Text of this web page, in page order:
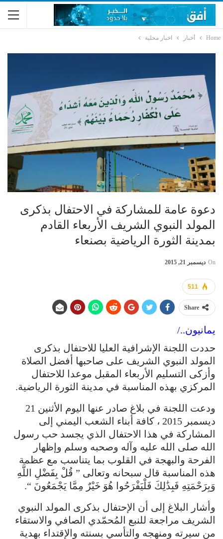
Home أخبار اخبار محلية
دعوة عامة للمشاركة في الاحتفال بذكرى
المولد النبوي الشريف الأربعاء القادم
بمدينة الثورة الرياضية بصنعاء
On ديسمبر 21, 2015
511
Share
يمانيون../
حددت اللجنة الإشرافية العليا للاحتفال بذكرى
المولد النبوي الشريف على صاحبها أفضل الصلاة
وأزكى التسليم الأربعاء المقبل موعدا للاحتفال
المركزي بهذه المناسبة في مدينة الثورة الرياضية.
ودعت اللجنة في بلاغ صادر عنها اليوم الأثنين 21
ديسمبر 2015 ، كافة أبناء الشعب اليمني إلى
المشاركة في هذا الاحتفال الذي يجسد حب رسول
الله صلى الله عليه وآله وصحبه وسلم وإظهار
الفرحة والبهجة في القلوب بما يتناسب مع عظمة
هذه المناسبة قال سبحانه وتعالى ” قُلْ بِفَضْلِ اللَّهِ
وَبِرَحْمَتِهِ فَبِذَٰلِكَ فَلْيَفْرَحُوا هُوَ خَيْرٌ مِمَّا يَجْمَعُونَ “.
وأشار البلاغ إلى أن الإحتفال بذكرى المولد النبوي
الشريف مراجعة للنبع المُحمّدي الصافي والاستقاء
من سيرته ومنهجه والتأسي بسنته والإقتداء بهدية